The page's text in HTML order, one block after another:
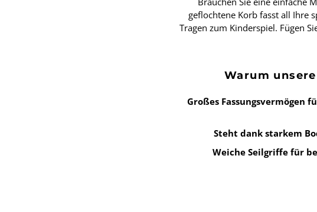
geflochtene Korb fasst all Ihre
Tragen zum Kinderspiel. Fügen
Warum
Großes Fassungsvermögen
Steht dank starkem
Weiche Seilgriffe für